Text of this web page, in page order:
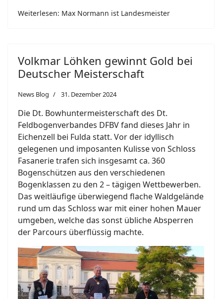
Weiterlesen: Max Normann ist Landesmeister
Volkmar Löhken gewinnt Gold bei
Deutscher Meisterschaft
News Blog 31. Dezember 2024
Die Dt. Bowhuntermeisterschaft des Dt.
Feldbogenverbandes DFBV fand dieses Jahr in
Eichenzell bei Fulda statt. Vor der idyllisch
gelegenen und imposanten Kulisse von Schloss
Fasanerie trafen sich insgesamt ca. 360
Bogenschützen aus den verschiedenen
Bogenklassen zu den 2 – tägigen Wettbewerben.
Das weitläufige überwiegend flache Waldgelände
rund um das Schloss war mit einer hohen Mauer
umgeben, welche das sonst übliche Absperren
der Parcours überflüssig machte.